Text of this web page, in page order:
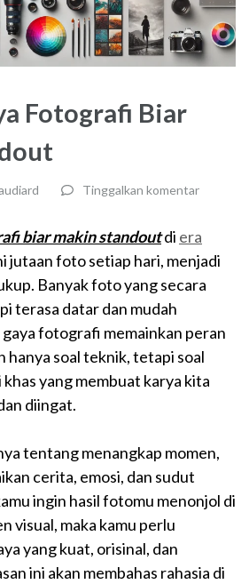
Fotografi Biar
Tinggalkan komentar
biar makin standoutdi era
jutaan foto setiap hari, menjadi
Banyak foto yang secara
terasa datar dan mudah
fotografi memainkan peran
hanya soal teknik, tetapi soal
yang membuat karya kita
diingat.
tentang menangkap momen,
cerita, emosi, dan sudut
ingin hasil fotomu menonjol di
visual, maka kamu perlu
yang kuat, orisinal, dan
ini akan membahas rahasia di